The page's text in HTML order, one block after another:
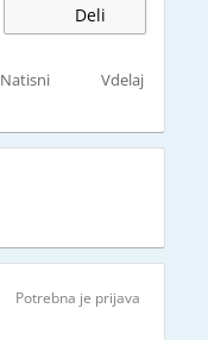
Deli
Natisni Vdelaj
Potrebna je prijava